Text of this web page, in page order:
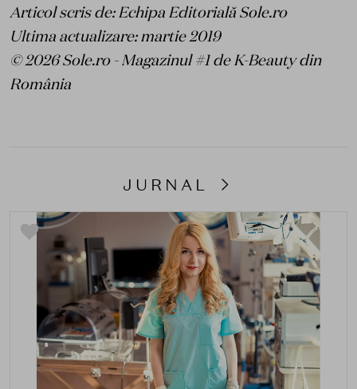
Articol scris de: Echipa Editorială Sole.ro
Ultima actualizare: martie 2019
© 2026 Sole.ro - Magazinul #1 de K-Beauty din
România
JURNAL